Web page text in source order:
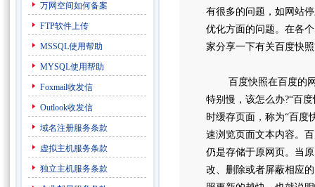
万网空间如何备案
FTP软件上传
MSSQL使用帮助
MYSQL使用帮助
Foxmail收发信
Outlook收发信
域名注册服务条款
虚拟主机服务条款
独立主机服务条款
有很多的问题，如网站
优化方面的问题。在各
家分享一下有关百度快
百度快照在百度的网
特别慢，该怎么办?“百
时缓存页面，称为“百度
速浏览页面文本内容。
仍是存储于原网页。当
改、删除或者屏蔽相应